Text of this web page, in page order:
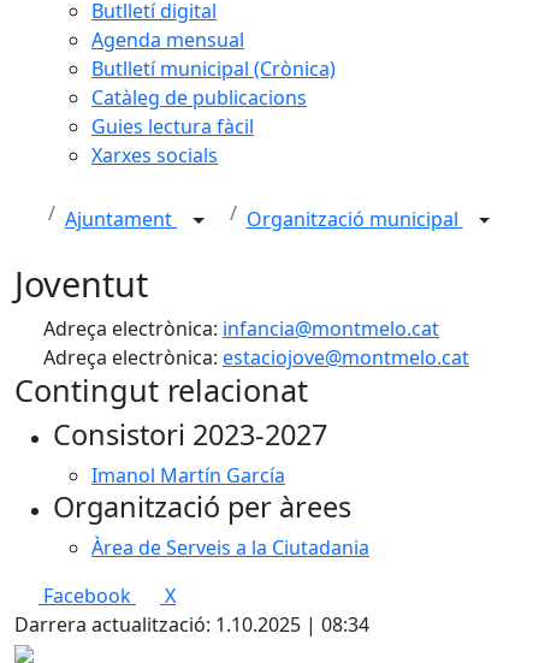
Butlletí digital
Agenda mensual
Butlletí municipal (Crònica)
Catàleg de publicacions
Guies lectura fàcil
Xarxes socials
Ajuntament Organització municipal
Joventut
Adreça electrònica: infancia@montmelo.cat
Adreça electrònica: estaciojove@montmelo.cat
Contingut relacionat
Consistori 2023-2027
Imanol Martín García
Organització per àrees
Àrea de Serveis a la Ciutadania
Facebook
X
Darrera actualització: 1.10.2025 | 08:34